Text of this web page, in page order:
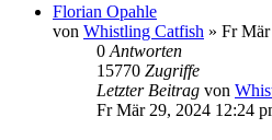
Florian Opahle
von Whistling Catfish » Fr
0 Antworten
15770 Zugriffe
Letzter Beitrag von
Fr Mär 29, 2024 12:24